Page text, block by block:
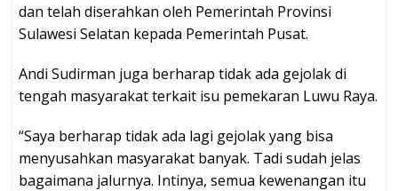
dan telah diserahkan oleh Pemerintah Provinsi
Sulawesi Selatan kepada Pemerintah Pusat.
Andi Sudirman juga berharap tidak ada gejolak di
tengah masyarakat terkait isu pemekaran Luwu Raya.
“Saya berharap tidak ada lagi gejolak yang bisa
menyusahkan masyarakat banyak. Tadi sudah jelas
bagaimana jalurnya. Intinya, semua kewenangan itu